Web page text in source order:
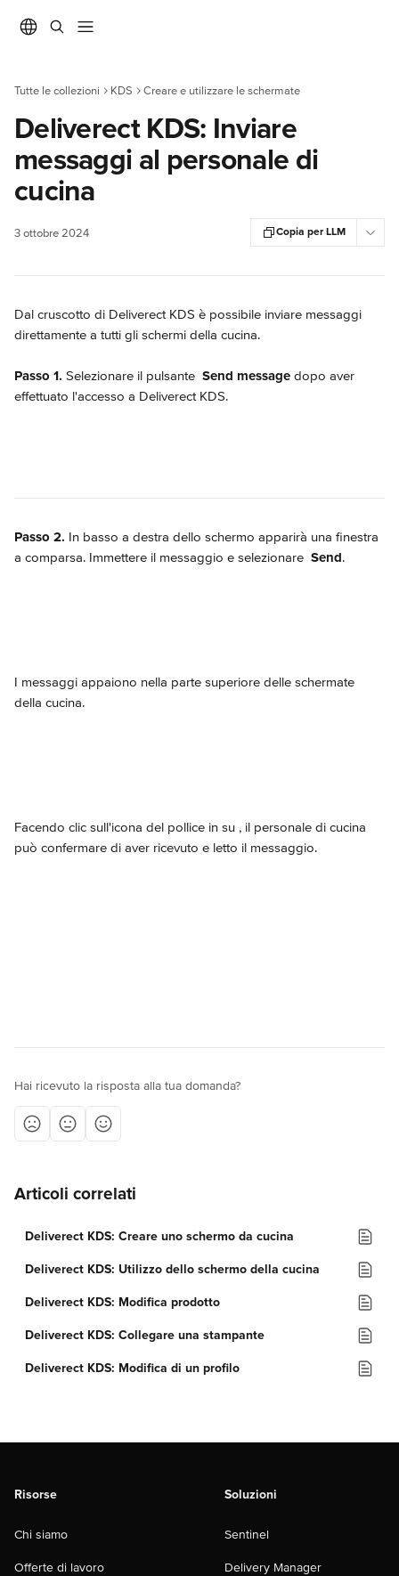
Tutte le collezioni KDS Creare e utilizzare le schermate
Deliverect KDS: Inviare
messaggi al personale di
cucina
3 ottobre 2024 Copia per LLM
Dal cruscotto di Deliverect KDS è possibile inviare messaggi
direttamente a tutti gli schermi della cucina.
Passo 1. Selezionare il pulsante Send message dopo aver
effettuato l'accesso a Deliverect KDS.
Passo 2. In basso a destra dello schermo apparirà una finestra
a comparsa. Immettere il messaggio e selezionare Send.
I messaggi appaiono nella parte superiore delle schermate
della cucina.
Facendo clic sull'icona del pollice in su , il personale di cucina
può confermare di aver ricevuto e letto il messaggio.
Hai ricevuto la risposta alla tua domanda?
Articoli correlati
Deliverect KDS: Creare uno schermo da cucina
Deliverect KDS: Utilizzo dello schermo della cucina
Deliverect KDS: Modifica prodotto
Deliverect KDS: Collegare una stampante
Deliverect KDS: Modifica di un profilo
Risorse
Chi siamo
Offerte di lavoro
Soluzioni
Sentinel
Delivery Manager